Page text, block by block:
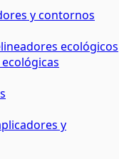
y contornos
ecológicos
y